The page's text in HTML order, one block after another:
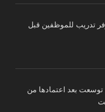
تدريب للموظفين قبل
بعد اعتمادها من